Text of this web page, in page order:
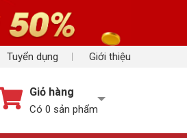
Tuyển dụng Giới thiệu
Giỏ hàng
Có 0 sản phẩm